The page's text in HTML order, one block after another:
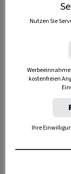
Nutzen Sie
kostenfreien
Ihre